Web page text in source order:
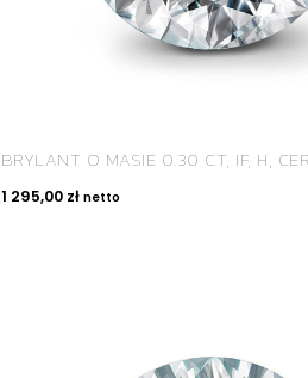
BRYLANT O MASIE 0.30 CT, IF, H,
1 295,00 zł netto